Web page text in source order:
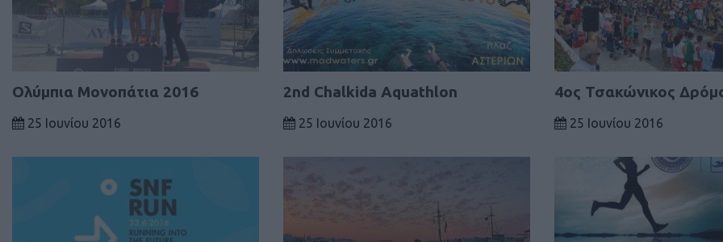
Ολύμπια Μονοπάτια 2016
25 Ιουνίου 2016
2nd Chalkida Aquathlon
25 Ιουνίου 2016
4ος Τσακώνικος
25 Ιουνίου 2016